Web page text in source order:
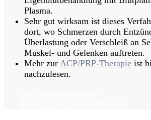
Plasma.
Sehr gut wirksam ist dieses
dort, wo Schmerzen durch
Überlastung oder Verschleiß an
Muskel- und Gelenken auftreten.
Mehr zur ACP/PRP-Therapie ist
nachzulesen.